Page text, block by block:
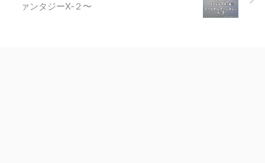
ァンタジーⅩ‐２〜